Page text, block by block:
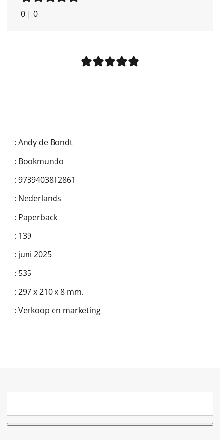
0 | 0
: Andy de Bondt
: Bookmundo
: 9789403812861
: Nederlands
: Paperback
: 139
: juni 2025
: 535
: 297 x 210 x 8 mm.
: Verkoop en marketing